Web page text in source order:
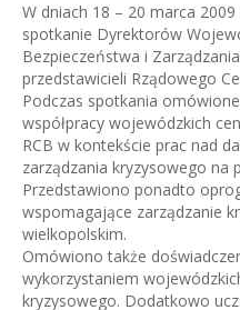
W dniach 18 – 20 marca
spotkanie Dyrektorów
Bezpieczeństwa i
przedstawicieli Rządowego
Podczas spotkania
współpracy wojewódzkich
RCB w kontekście prac nad
zarządzania kryzysowego na
Przedstawiono ponadto
wspomagające zarządzanie
wielkopolskim.
Omówiono także
wykorzystaniem
kryzysowego. Dodatkowo